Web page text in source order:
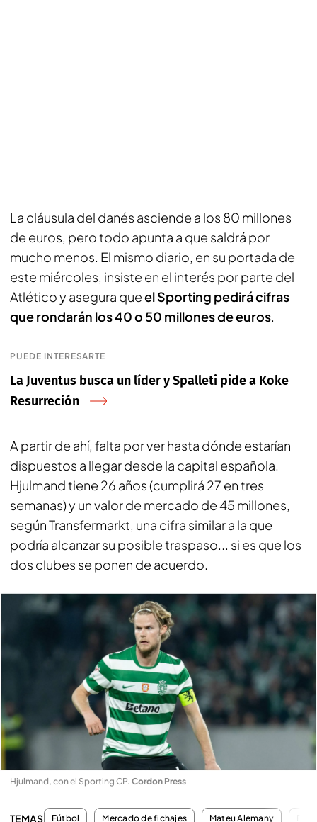
La cláusula del danés asciende a los 80 millones
de euros, pero todo apunta a que saldrá por
mucho menos. El mismo diario, en su portada de
este miércoles, insiste en el interés por parte del
Atlético y asegura queel Sporting pedirá cifras
que rondarán los 40 o 50 millones de euros.
PUEDE INTERESARTE
La Juventus busca un líder y Spalleti pide a Koke
Resurreción
A partir de ahí, falta por ver hasta dónde estarían
dispuestos a llegar desde la capital española.
Hjulmand tiene 26 años (cumplirá 27 en tres
semanas) y un valor de mercado de 45 millones,
según Transfermarkt, una cifra similar a la que
podría alcanzar su posible traspaso... si es que los
dos clubes se ponen de acuerdo.
Hjulmand, con el Sporting CP. Cordon Press
TEMAS Fútbol Mercado de fichajes Mateu Alemany